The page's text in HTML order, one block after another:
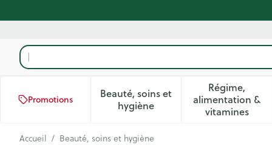
Rechercher
Promotions
Beauté, soins et
hygièneAfficher le sous-menu pour
Régime,
alimentation &
vitamines
Afficher
Accueil / Beauté, soins et hygiène